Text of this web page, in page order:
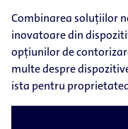
Combinarea soluțiilor
inovatoare din
opțiunilor de
multe despre
ista pentru